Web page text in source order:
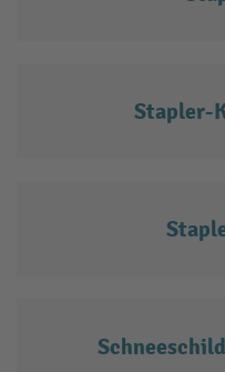
Stapler-